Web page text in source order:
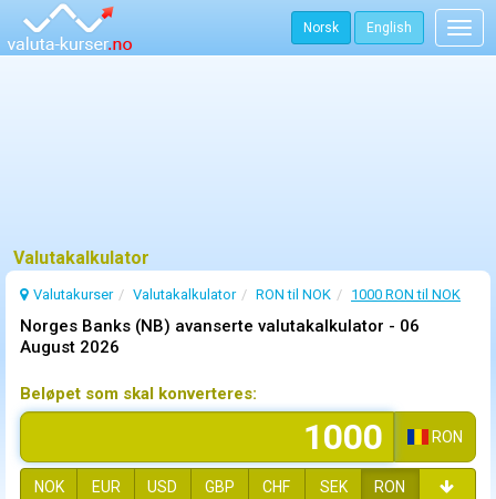
Norsk English
Valutakalkulator
Valutakurser Valutakalkulator RON til NOK 1000 RON til NOK
Norges Banks (NB) avanserte valutakalkulator - 06
August 2026
Beløpet som skal konverteres:
RON
NOK EUR USD GBP CHF SEK RON